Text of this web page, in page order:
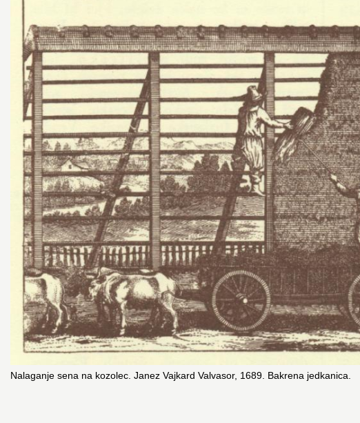
Nalaganje sena na kozolec. Janez Vajkard Valvasor, 1689. Bakrena jedkanica.